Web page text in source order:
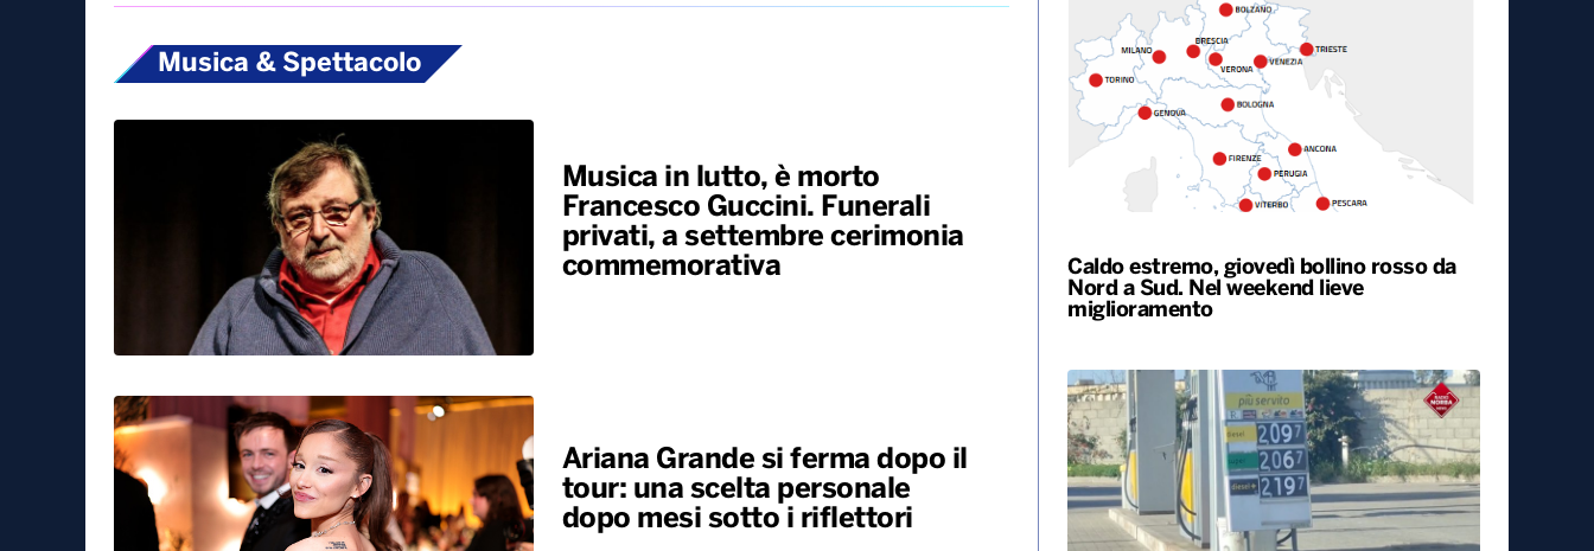
Musica & Spettacolo
Musica in lutto, è morto
Francesco Guccini. Funerali
privati, a settembre cerimonia
commemorativa
Ariana Grande si ferma dopo il
tour: una scelta personale
dopo mesi sotto i riflettori
Caldo estremo, giovedì bollino rosso da
Nord a Sud. Nel weekend lieve
miglioramento